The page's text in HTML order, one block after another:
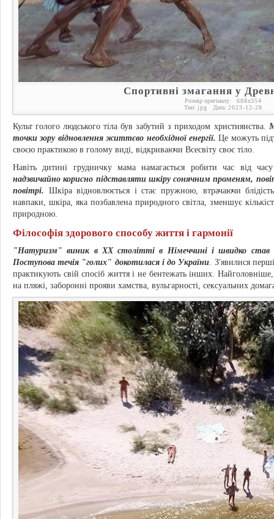
Спортивні змагання у
Розмір оригіналу: 688x354
Тип: jpg Дата: 2023-12-28
Культ голого людського тіла був забутий з приходом християнства.
точки зору відновлення життєво необхідної енергії. Це можуть
своєю практикою в голому виді, відкриваючи Всесвіту своє тіло.
Навіть дитині грудничку мама намагається робити час від
надзвичайно корисно підставляти шкіру сонячним променям,
повітрі. Шкіра відновлюється і стає пружною, втрачаючи
навпаки, шкіра, яка позбавлена природного світла, зменшує
природною.
Філософія здорового способу життя і гармонії
"Натуризм" виник в XX столітті в Німеччині і швидко став
Поступова течія "голих" докотилася і до України. З'явилися
практикують свій спосіб життя і не бентежать інших.
на пляжі, заборонні прояви хамства, вульгарності, сексуальних